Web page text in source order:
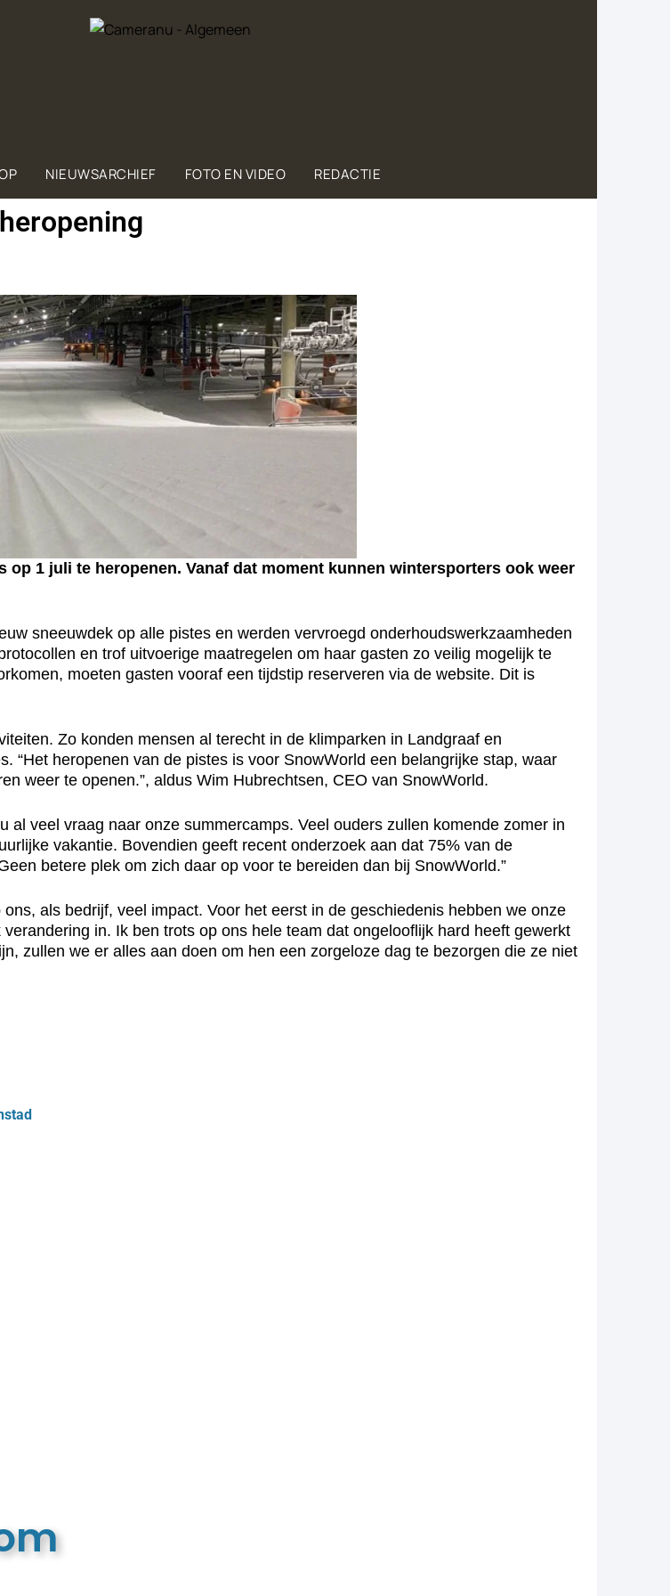
NIEUWSARCHIEF FOTO EN VIDEO REDACTIE
op 1 juli te heropenen. Vanaf dat moment kunnen wintersporters ook weer
sneeuwdek op alle pistes en werden vervroegd onderhoudswerkzaamheden
en trof uitvoerige maatregelen om haar gasten zo veilig mogelijk te
moeten gasten vooraf een tijdstip reserveren via de website. Dit is
Zo konden mensen al terecht in de klimparken in Landgraaf en
“Het heropenen van de pistes is voor SnowWorld een belangrijke stap, waar
weer te openen.”, aldus Wim Hubrechtsen, CEO van SnowWorld.
al veel vraag naar onze summercamps. Veel ouders zullen komende zomer in
vakantie. Bovendien geeft recent onderzoek aan dat 75% van de
betere plek om zich daar op voor te bereiden dan bij SnowWorld.”
als bedrijf, veel impact. Voor het eerst in de geschiedenis hebben we onze
in. Ik ben trots op ons hele team dat ongelooflijk hard heeft gewerkt
zullen we er alles aan doen om hen een zorgeloze dag te bezorgen die ze niet